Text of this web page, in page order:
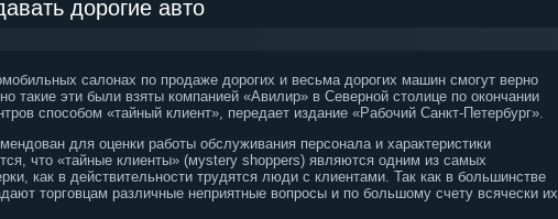
дорогие авто
салонах по продаже дорогих и весьма дорогих машин смогут верно
такие эти были взяты компанией «Авилир» в Северной столице по окончании
способом «тайный клиент», передает издание «Рабочий Санкт-Петербург».
для оценки работы обслуживания персонала и характеристики
что «тайные клиенты» (мystery shoppers) являются одним из самых
как в действительности трудятся люди с клиентами. Так как в большинстве
торговцам различные неприятные вопросы и по большому счету всячески их